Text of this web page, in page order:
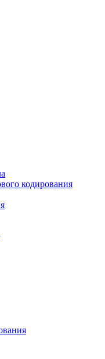
кодирования